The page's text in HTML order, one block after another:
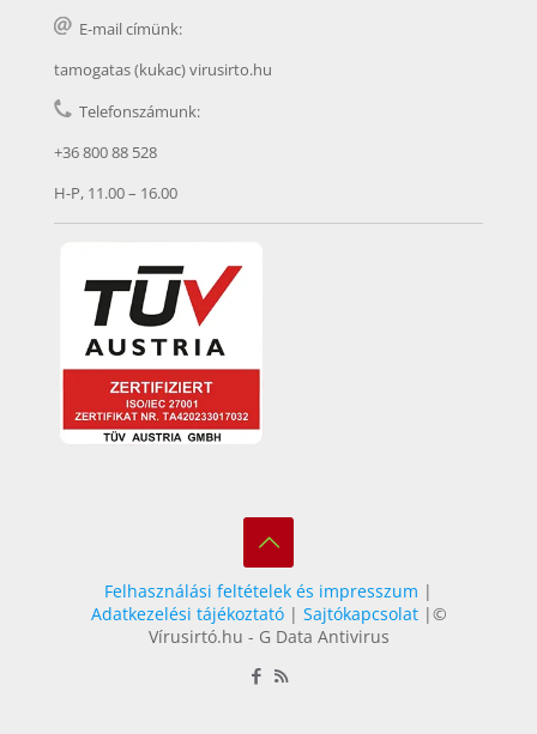
E-mail címünk:
tamogatas (kukac) virusirto.hu
Telefonszámunk:
+36 800 88 528
H-P, 11.00 – 16.00
Felhasználási feltételek és impresszum |
Adatkezelési tájékoztató| Sajtókapcsolat|©
Vírusirtó.hu - G Data Antivirus